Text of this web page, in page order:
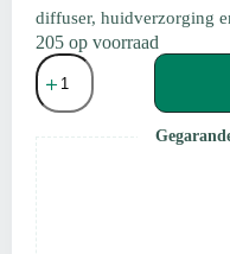
diffuser, huidverzorging
205 op voorraad
Etherische
Olie
Geranium
BIO
-
10ml
|
Scentulp
aantal